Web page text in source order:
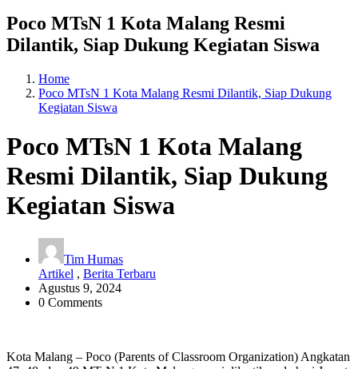
Poco MTsN 1 Kota Malang Resmi
Dilantik, Siap Dukung Kegiatan Siswa
Home
Poco MTsN 1 Kota Malang Resmi Dilantik, Siap Dukung
Kegiatan Siswa
Poco MTsN 1 Kota Malang
Resmi Dilantik, Siap Dukung
Kegiatan Siswa
Tim Humas
Artikel , Berita Terbaru
Agustus 9, 2024
0 Comments
Kota Malang – Poco (Parents of Classroom Organization) Angkatan